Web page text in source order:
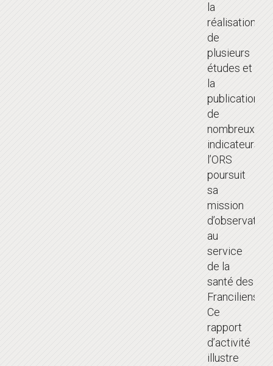
la
réalisation
de
plusieurs
études et
la
publication
de
nombreux
indicateurs,
l’ORS
poursuit
sa
mission
d’observation
au
service
de la
santé des
Franciliens.
Ce
rapport
d’activité
illustre